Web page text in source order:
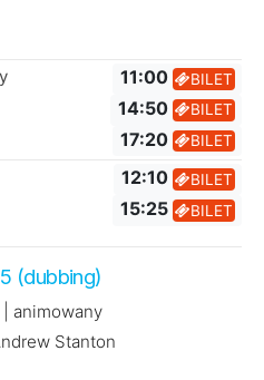
11:00 BILET
14:50 BILET
17:20 BILET
12:10 BILET
15:25 BILET
(dubbing)
animowany
Stanton